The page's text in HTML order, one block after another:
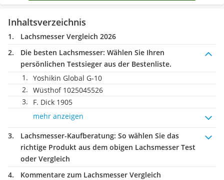
Inhaltsverzeichnis
Lachsmesser Vergleich 2026
Die besten Lachsmesser: Wählen Sie Ihren
persönlichen Testsieger aus der Bestenliste.
Yoshikin Global G-10
Wüsthof 1025045526
F. Dick 1905
mehr anzeigen
Lachsmesser-Kaufberatung: So wählen Sie das
richtige Produkt aus dem obigen Lachsmesser Test
oder Vergleich
Kommentare zum Lachsmesser Vergleich